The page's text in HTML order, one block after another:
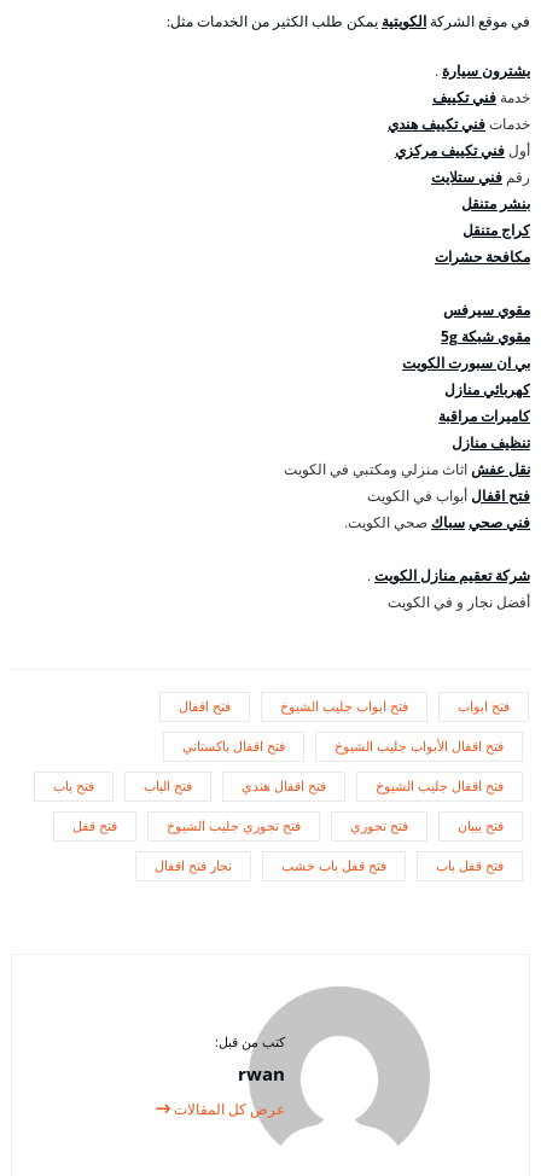
في موقع الشركةالكويتية يمكن طلب الكثير من الخدمات مثل:
يشترون سيارة.
خدمة فني تكييف
خدماتفني تكييف هندي
أولفني تكييف مركزي
رقم فني ستلايت
بنشر متنقل
كراج متنقل
مكافحة حشرات
مقوي سيرفس
مقوي شبكة 5g
بي ان سبورت الكويت
كهربائي منازل
كاميرات مراقبة
تنظيف منازل
نقل عفشاثاث منزلي ومكتبي في الكويت
فتح اقفالأبواب في الكويت
فني صحيسباك صحي الكويت.
شركة تعقيم منازل الكويت.
أفضل نجار و في الكويت
فتح ابواب فتح ابواب جليب الشيوخ فتح اقفال
فتح اقفال الأبواب جليب الشيوخ فتح اقفال باكستاني
فتح اقفال جليب الشيوخ فتح اقفال هندي فتح الباب فتح باب
فتح بيبان فتح تجوري فتح تجوري جليب الشيوخ فتح قفل
فتح قفل باب فتح قفل باب خشب نجار فتح اقفال
كتب من قبل:
rwan
عرض كل المقالات